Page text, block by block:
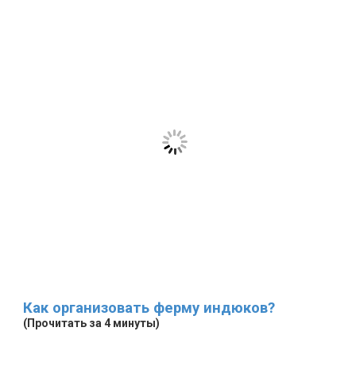
Как организовать ферму индюков?
(Прочитать за 4 минуты)